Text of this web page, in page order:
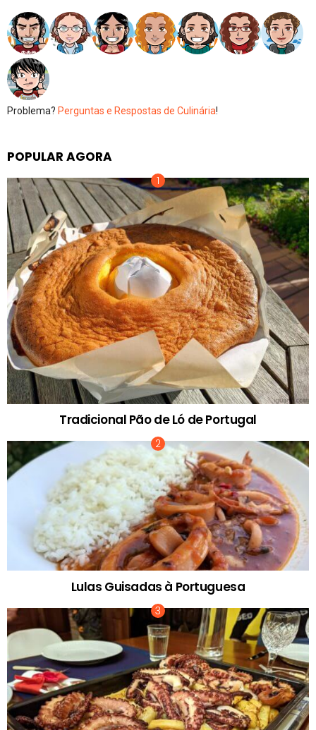
Problema? Perguntas e Respostas de Culinária!
POPULAR AGORA
Tradicional Pão de Ló de Portugal
Lulas Guisadas à Portuguesa